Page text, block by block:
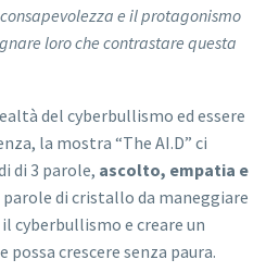
e il protagonismo
loro che contrastare questa
del cyberbullismo ed essere
la mostra “The AI.D” ci
di 3 parole, ascolto, empatia e
parole di cristallo da maneggiare
cyberbullismo e creare un
possa crescere senza paura.